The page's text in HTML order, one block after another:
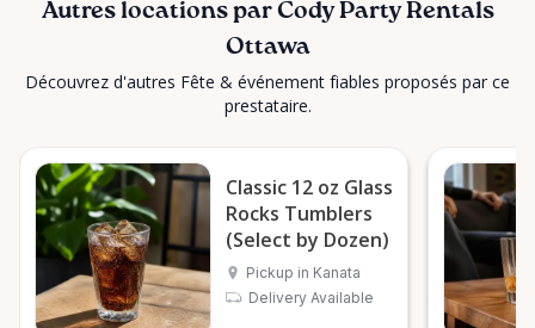
Autres locations par Cody Party Rentals
Ottawa
Découvrez d'autres Fête & événement fiables proposés par ce
prestataire.
Classic 12 oz Glass
Rocks Tumblers
(Select by Dozen)
Pickup in Kanata
Delivery Available